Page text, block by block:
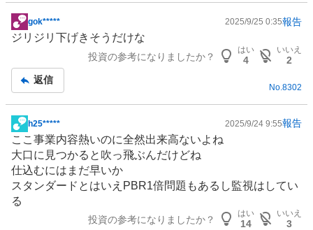
掲
示
事
gok***** 2025/9/25 0:35報告
ジリジリ下げきそうだけな
投資の参考になりましたか？
はい
4
いいえ
2
返信
No. 8302
掲
示
板
記
事
h25***** 2025/9/24 9:55報告
ここ事業内容熱いのに全然出来高ないよね
大口に見つかると吹っ飛ぶんだけどね
仕込むにはまだ早いか
スタンダードとはいえPBR1倍問題もあるし監視はしてい
る
投資の参考になりましたか？
はい
14
いいえ
3